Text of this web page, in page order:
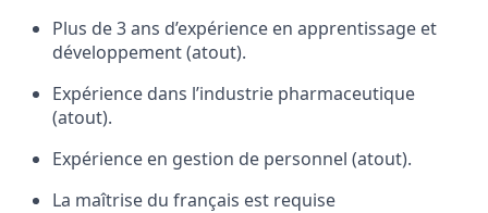
Plus de 3 ans d’expérience en apprentissage et
développement (atout).
Expérience dans l’industrie pharmaceutique
(atout).
Expérience en gestion de personnel (atout).
La maîtrise du français est requise